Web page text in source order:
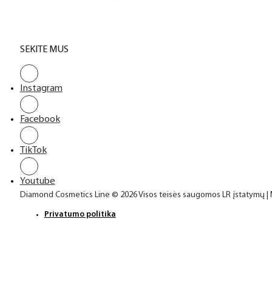
SEKITE MUS
Instagram
Facebook
TikTok
Youtube
Diamond Cosmetics Line © 2026 Visos teisės saugomos LR įstatymų
Privatumo politika